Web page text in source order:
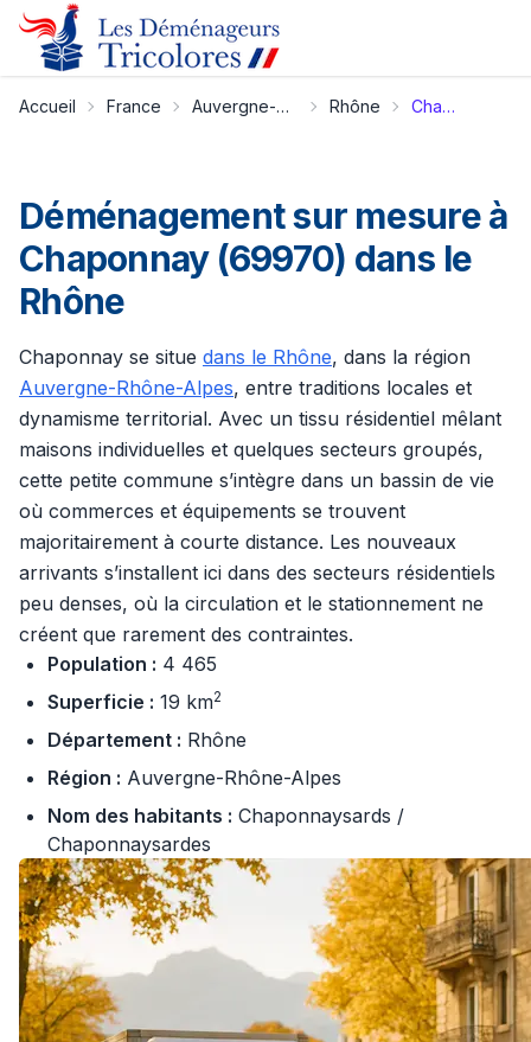
Accueil France Auvergne-Rhône-Alpes Rhône Chaponnay
Déménagement sur mesure à
Chaponnay (69970) dans le
Rhône
Chaponnay se situe dans le Rhône, dans la région
Auvergne-Rhône-Alpes, entre traditions locales et
dynamisme territorial. Avec un tissu résidentiel mêlant
maisons individuelles et quelques secteurs groupés,
cette petite commune s’intègre dans un bassin de vie
où commerces et équipements se trouvent
majoritairement à courte distance. Les nouveaux
arrivants s’installent ici dans des secteurs résidentiels
peu denses, où la circulation et le stationnement ne
créent que rarement des contraintes.
Population : 4 465
Superficie : 19 km2
Département : Rhône
Région : Auvergne-Rhône-Alpes
Nom des habitants : Chaponnaysards /
Chaponnaysardes